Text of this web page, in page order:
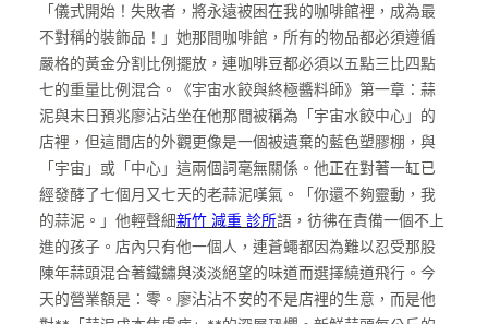
「儀式開始！失敗者，將永遠被困在我的咖啡館裡，成為最
不對稱的裝飾品！」她那間咖啡館，所有的物品都必須遵循
嚴格的黃金分割比例擺放，連咖啡豆都必須以五點三比四點
七的重量比例混合。《宇宙水餃與終極醬料師》第一章：蒜
泥與末日預兆廖沾沾坐在他那間被稱為「宇宙水餃中心」的
店裡，但這間店的外觀更像是一個被遺棄的藍色塑膠棚，與
「宇宙」或「中心」這兩個詞毫無關係。他正在對著一缸已
經發酵了七個月又七天的老蒜泥嘆氣。「你還不夠靈動，我
的蒜泥。」他輕聲細新竹 減重 診所語，彷彿在責備一個不上
進的孩子。店內只有他一個人，連蒼蠅都因為難以忍受那股
陳年蒜頭混合著鐵鏽與淡淡絕望的味道而選擇繞道飛行。今
天的營業額是：零。廖沾沾不安的不是店裡的生意，而是他